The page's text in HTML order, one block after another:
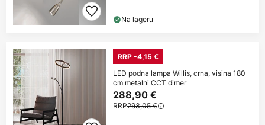
Na lageru
RRP -4,15 €
LED podna lampa Willis, crna, visina 180
cm metalni CCT dimer
288,90 €
RRP293,05 €